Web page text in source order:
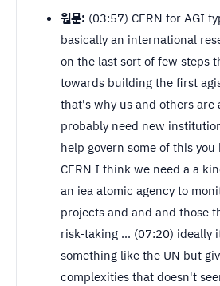
원문: (03:57) CERN for AGI
basically an international
on the last sort of few steps
towards building the first
that's why us and others are
probably need new
help govern some of this
CERN I think we need a a
an iea atomic agency to
projects and and and those
risk-taking ... (07:20) ideally
something like the UN but
complexities that doesn't